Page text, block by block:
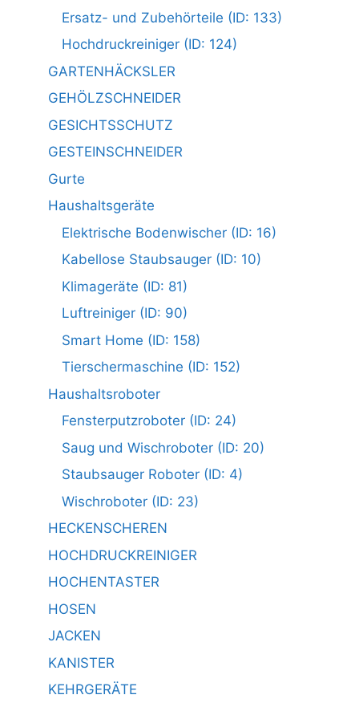
Ersatz- und Zubehörteile (ID: 133)
Hochdruckreiniger (ID: 124)
GARTENHÄCKSLER
GEHÖLZSCHNEIDER
GESICHTSSCHUTZ
GESTEINSCHNEIDER
Gurte
Haushaltsgeräte
Elektrische Bodenwischer (ID: 16)
Kabellose Staubsauger (ID: 10)
Klimageräte (ID: 81)
Luftreiniger (ID: 90)
Smart Home (ID: 158)
Tierschermaschine (ID: 152)
Haushaltsroboter
Fensterputzroboter (ID: 24)
Saug und Wischroboter (ID: 20)
Staubsauger Roboter (ID: 4)
Wischroboter (ID: 23)
HECKENSCHEREN
HOCHDRUCKREINIGER
HOCHENTASTER
HOSEN
JACKEN
KANISTER
KEHRGERÄTE